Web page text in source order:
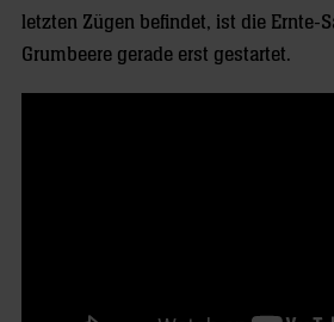
letzten Zügen befindet, ist die Ernte-
Grumbeere gerade erst gestartet.